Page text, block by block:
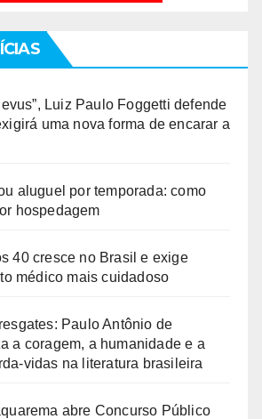
Luiz Paulo Foggetti defende
uma nova forma de encarar a
aluguel por temporada: como
hospedagem
40 cresce no Brasil e exige
médico mais cuidadoso
Paulo Antônio de
a coragem, a humanidade e a
vidas na literatura brasileira
abre Concurso Público